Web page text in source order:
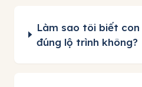
Làm sao tôi biết
đúng lộ trình không?